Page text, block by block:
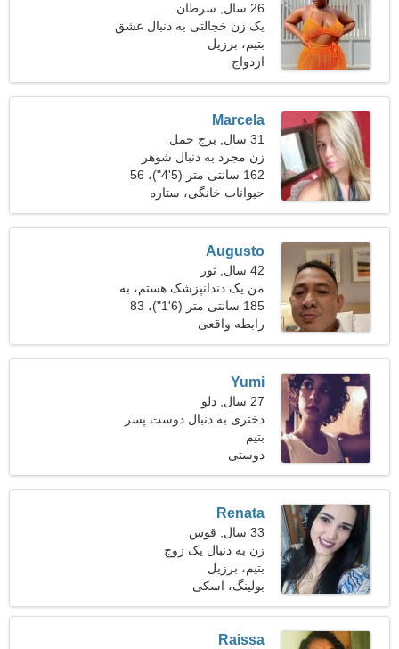
26 سال, سرطان
یک زن خجالتی به دنبال عشق
واقعی است
بتیم، برزیل
ازدواج
Marcela
31 سال, برج حمل
زن مجرد به دنبال شوهر
162 سانتی متر (5'4")، 56
کیلوگرم (123 پوند)
حیوانات خانگی، ستاره
شناسی
Augusto
42 سال, ثور
من یک دندانپزشک هستم، به
یک خانم مهربان نیاز دارم185 سانتی متر (6'1")، 83
کیلوگرم (182 پوند)
رابطه واقعی
Yumi
27 سال, دلو
دختری به دنبال دوست پسر
33-37
بتیم
دوستی
Renata
33 سال, قوس
زن به دنبال یک زوج
بتیم، برزیل
بولینگ، اسکی
Raissa